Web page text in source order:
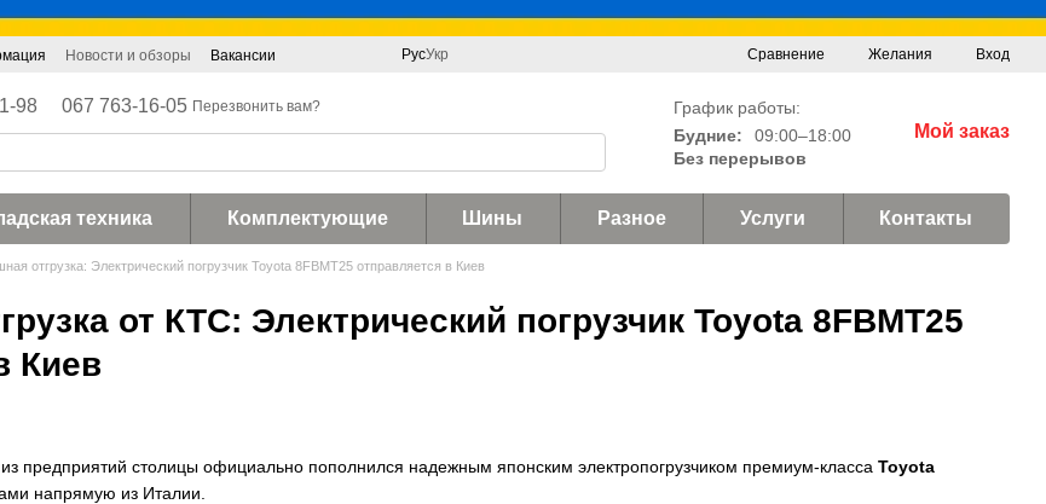
Новости и обзоры Вакансии РусУкр Сравнение Желания Вход
98 067 763-16-05 Перезвонить вам?
График работы:
Будние:
09:00–18:00
Без перерывов
Мой заказ
техника Комплектующие Шины Разное Услуги Контакты
отгрузка: Электрический погрузчик Toyota 8FBMT25 отправляется в Киев
от КТС: Электрический погрузчик Toyota 8FBMT25
Киев
из предприятий столицы официально пополнился надежным японским электропогрузчиком премиум-класса Toyota
напрямую из Италии.